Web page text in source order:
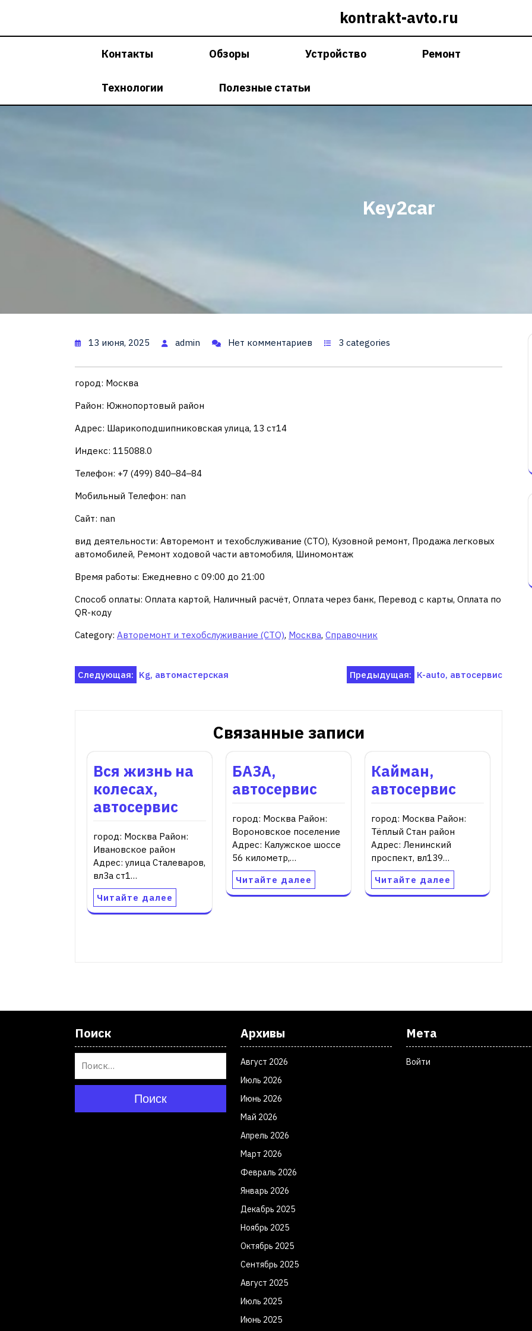
kontrakt-avto.ru
Контакты Обзоры Устройство Ремонт
Технологии Полезные статьи
Key2car
13 июня, 2025 admin Нет комментариев 3 categories
город: Москва
Район: Южнопортовый район
Адрес: Шарикоподшипниковская улица, 13 ст14
Индекс: 115088.0
Телефон: +7 (499) 840‒84‒84
Мобильный Телефон: nan
Сайт: nan
вид деятельности: Авторемонт и техобслуживание (СТО), Кузовной ремонт, Продажа легковых
автомобилей, Ремонт ходовой части автомобиля, Шиномонтаж
Время работы: Ежедневно с 09:00 до 21:00
Способ оплаты: Оплата картой, Наличный расчёт, Оплата через банк, Перевод с карты, Оплата по
QR-коду
Category: Авторемонт и техобслуживание (СТО), Москва, Справочник
Навигация
Предыдущая: K-auto, автосервис
Следующая: Kg, автомастерская
Связанные записи
Вся жизнь на
колесах,
автосервис
город: Москва Район:
Ивановское район
Адрес: улица Сталеваров,
вл3а ст1…
Читайте далее
БАЗА,
автосервис
город: Москва Район:
Вороновское поселение
Адрес: Калужское шоссе
56 километр,…
Читайте далее
Кайман,
автосервис
город: Москва Район:
Тёплый Стан район
Адрес: Ленинский
проспект, вл139…
Читайте далее
Поиск
Поиск
Архивы
Август 2026
Июль 2026
Июнь 2026
Май 2026
Апрель 2026
Март 2026
Февраль 2026
Январь 2026
Декабрь 2025
Ноябрь 2025
Октябрь 2025
Сентябрь 2025
Август 2025
Июль 2025
Июнь 2025
Мета
Войти